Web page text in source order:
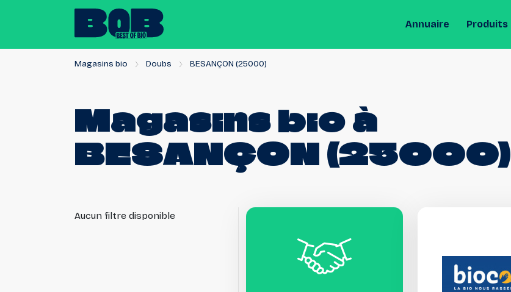
Annuaire Produits
Magasins bio Doubs BESANÇON (25000)
Magasinsbioà
BESANÇON (25000)
Aucun filtre disponible